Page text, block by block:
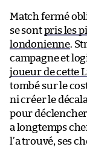
Match fermé
se sontpris les
londonienne.
campagne et
joueur de cette
tombé sur le
ni créer le
pour déclencher
a longtemps
l’a trouvé, ses